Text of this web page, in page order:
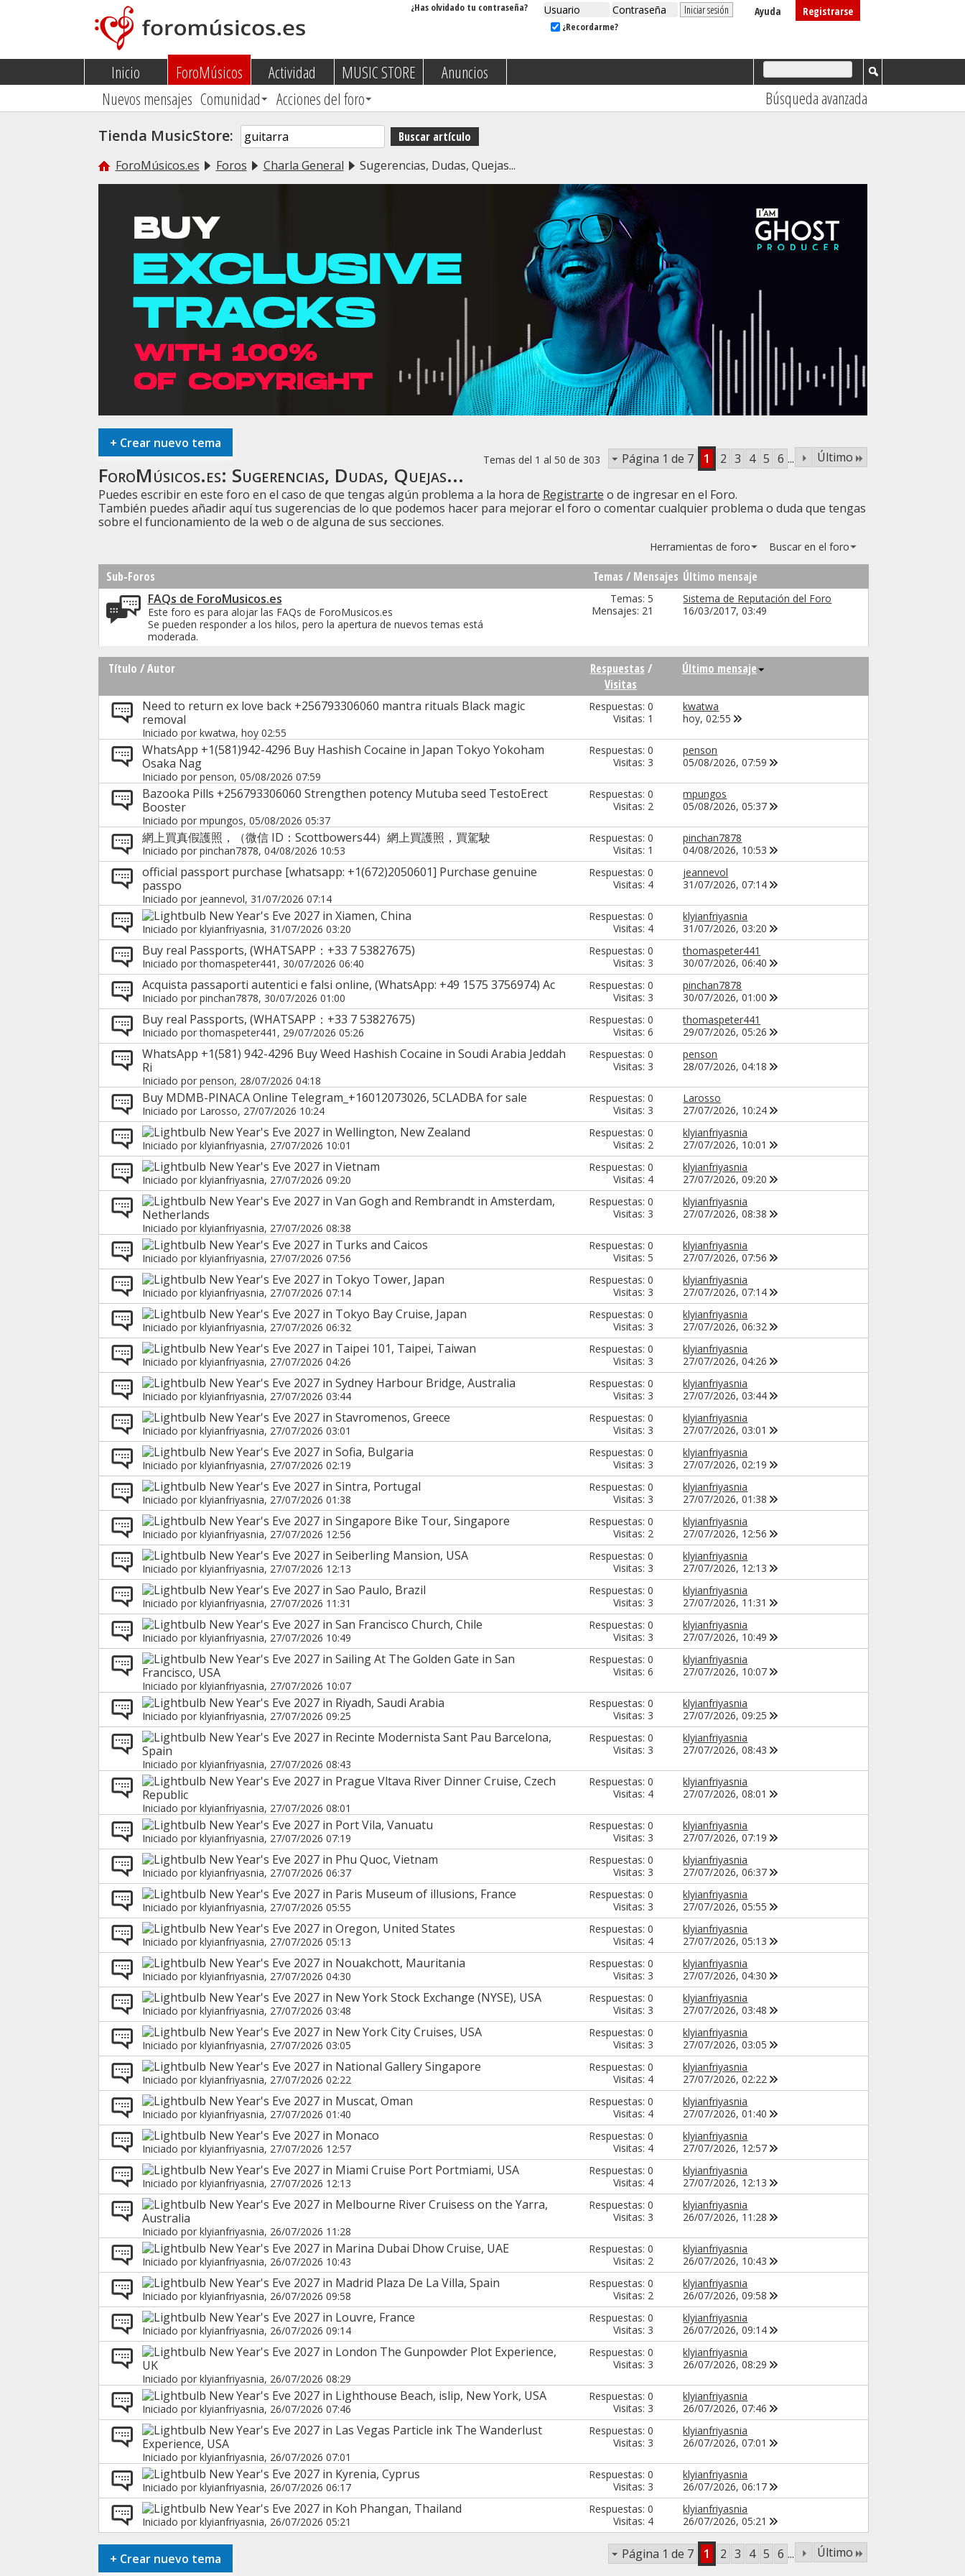
Registrarse
Ayuda
¿Recordarme?
¿Has olvidado tu contraseña?
Inicio
ForoMúsicos
Nuevos mensajes Comunidad Acciones del foro
Actividad MUSIC STORE
Anuncios
Búsqueda avanzada
Tienda MusicStore:
ForoMúsicos.es Foros Charla General Sugerencias, Dudas, Quejas...
+ Crear nuevo tema
Página 1 de 7
1 2 3 4 5 6 ... Último
Temas del 1 al 50 de 303
ForoMúsicos.es: Sugerencias, Dudas, Quejas...
Puedes escribir en este foro en el caso de que tengas algún problema a la hora de Registrarte o de ingresar en el Foro.
También puedes añadir aquí tus sugerencias de lo que podemos hacer para mejorar el foro o comentar cualquier problema o duda que tengas
sobre el funcionamiento de la web o de alguna de sus secciones.
Herramientas de foro Buscar en el foro
Sub-Foros Temas / Mensajes Último mensaje
FAQs de ForoMusicos.es
Este foro es para alojar las FAQs de ForoMusicos.es
Se pueden responder a los hilos, pero la apertura de nuevos temas está
moderada.
Temas: 5
Mensajes: 21
Sistema de Reputación del Foro
16/03/2017,03:49
Título /Autor Respuestas /
Visitas
Último mensaje
Need to return ex love back +256793306060 mantra rituals Black magic
removal
Iniciado por kwatwa, hoy 02:55
Respuestas: 0
Visitas: 1
kwatwa
hoy,02:55
WhatsApp +1(581)942-4296 Buy Hashish Cocaine in Japan Tokyo Yokoham
Osaka Nag
Iniciado por penson, 05/08/2026 07:59
Respuestas: 0
Visitas: 3
penson
05/08/2026,07:59
Bazooka Pills +256793306060 Strengthen potency Mutuba seed TestoErect
Booster
Iniciado por mpungos, 05/08/2026 05:37
Respuestas: 0
Visitas: 2
mpungos
05/08/2026,05:37
網上買真假護照，（微信 ID：Scottbowers44）網上買護照，買駕駛
Iniciado por pinchan7878, 04/08/2026 10:53
Respuestas: 0
Visitas: 1
pinchan7878
04/08/2026, 10:53
official passport purchase [whatsapp: +1(672)2050601] Purchase genuine
passpo
Iniciado por jeannevol, 31/07/2026 07:14
Respuestas: 0
Visitas: 4
jeannevol
31/07/2026,07:14
New Year's Eve 2027 in Xiamen, China
Iniciado por klyianfriyasnia, 31/07/2026 03:20
Respuestas: 0
Visitas: 4
klyianfriyasnia
31/07/2026,03:20
Buy real Passports, (WHATSAPP：+33 7 53827675)
Iniciado porthomaspeter441 , 30/07/2026 06:40
Respuestas: 0
Visitas: 3
thomaspeter441
30/07/2026,06:40
Acquista passaporti autentici e falsi online, (WhatsApp: +49 1575 3756974) Ac
Iniciado por pinchan7878, 30/07/2026 01:00
Respuestas: 0
Visitas: 3
pinchan7878
30/07/2026,01:00
Buy real Passports, (WHATSAPP：+33 7 53827675)
Iniciado porthomaspeter441 , 29/07/2026 05:26
Respuestas: 0
Visitas: 6
thomaspeter441
29/07/2026,05:26
WhatsApp +1(581) 942-4296 Buy Weed Hashish Cocaine in Soudi Arabia Jeddah
Ri
Iniciado por penson, 28/07/2026 04:18
Respuestas: 0
Visitas: 3
penson
28/07/2026,04:18
Buy MDMB-PINACA Online Telegram_+16012073026, 5CLADBA for sale
Iniciado por Larosso, 27/07/2026 10:24
Respuestas: 0
Visitas: 3
Larosso
27/07/2026, 10:24
New Year's Eve 2027 in Wellington, New Zealand
Iniciado por klyianfriyasnia, 27/07/2026 10:01
Respuestas: 0
Visitas: 2
klyianfriyasnia
27/07/2026, 10:01
New Year's Eve 2027 in Vietnam
Iniciado por klyianfriyasnia, 27/07/2026 09:20
Respuestas: 0
Visitas: 4
klyianfriyasnia
27/07/2026,09:20
New Year's Eve 2027 in Van Gogh and Rembrandt in Amsterdam,
Netherlands
Iniciado por klyianfriyasnia, 27/07/2026 08:38
Respuestas: 0
Visitas: 3
klyianfriyasnia
27/07/2026,08:38
New Year's Eve 2027 in Turks and Caicos
Iniciado por klyianfriyasnia, 27/07/2026 07:56
Respuestas: 0
Visitas: 5
klyianfriyasnia
27/07/2026,07:56
New Year's Eve 2027 in Tokyo Tower, Japan
Iniciado por klyianfriyasnia, 27/07/2026 07:14
Respuestas: 0
Visitas: 3
klyianfriyasnia
27/07/2026,07:14
New Year's Eve 2027 in Tokyo Bay Cruise, Japan
Iniciado por klyianfriyasnia, 27/07/2026 06:32
Respuestas: 0
Visitas: 3
klyianfriyasnia
27/07/2026,06:32
New Year's Eve 2027 in Taipei 101, Taipei, Taiwan
Iniciado por klyianfriyasnia, 27/07/2026 04:26
Respuestas: 0
Visitas: 3
klyianfriyasnia
27/07/2026,04:26
New Year's Eve 2027 in Sydney Harbour Bridge, Australia
Iniciado por klyianfriyasnia, 27/07/2026 03:44
Respuestas: 0
Visitas: 3
klyianfriyasnia
27/07/2026,03:44
New Year's Eve 2027 in Stavromenos, Greece
Iniciado por klyianfriyasnia, 27/07/2026 03:01
Respuestas: 0
Visitas: 3
klyianfriyasnia
27/07/2026,03:01
New Year's Eve 2027 in Sofia, Bulgaria
Iniciado por klyianfriyasnia, 27/07/2026 02:19
Respuestas: 0
Visitas: 3
klyianfriyasnia
27/07/2026,02:19
New Year's Eve 2027 in Sintra, Portugal
Iniciado por klyianfriyasnia, 27/07/2026 01:38
Respuestas: 0
Visitas: 3
klyianfriyasnia
27/07/2026,01:38
New Year's Eve 2027 in Singapore Bike Tour, Singapore
Iniciado por klyianfriyasnia, 27/07/2026 12:56
Respuestas: 0
Visitas: 2
klyianfriyasnia
27/07/2026, 12:56
New Year's Eve 2027 in Seiberling Mansion, USA
Iniciado por klyianfriyasnia, 27/07/2026 12:13
Respuestas: 0
Visitas: 3
klyianfriyasnia
27/07/2026, 12:13
New Year's Eve 2027 in Sao Paulo, Brazil
Iniciado por klyianfriyasnia, 27/07/2026 11:31
Respuestas: 0
Visitas: 3
klyianfriyasnia
27/07/2026, 11:31
New Year's Eve 2027 in San Francisco Church, Chile
Iniciado por klyianfriyasnia, 27/07/2026 10:49
Respuestas: 0
Visitas: 3
klyianfriyasnia
27/07/2026, 10:49
New Year's Eve 2027 in Sailing At The Golden Gate in San
Francisco, USA
Iniciado por klyianfriyasnia, 27/07/2026 10:07
Respuestas: 0
Visitas: 6
klyianfriyasnia
27/07/2026, 10:07
New Year's Eve 2027 in Riyadh, Saudi Arabia
Iniciado por klyianfriyasnia, 27/07/2026 09:25
Respuestas: 0
Visitas: 3
klyianfriyasnia
27/07/2026,09:25
New Year's Eve 2027 in Recinte Modernista Sant Pau Barcelona,
Spain
Iniciado por klyianfriyasnia, 27/07/2026 08:43
Respuestas: 0
Visitas: 3
klyianfriyasnia
27/07/2026,08:43
New Year's Eve 2027 in Prague Vltava River Dinner Cruise, Czech
Republic
Iniciado por klyianfriyasnia, 27/07/2026 08:01
Respuestas: 0
Visitas: 4
klyianfriyasnia
27/07/2026,08:01
New Year's Eve 2027 in Port Vila, Vanuatu
Iniciado por klyianfriyasnia, 27/07/2026 07:19
Respuestas: 0
Visitas: 3
klyianfriyasnia
27/07/2026,07:19
New Year's Eve 2027 in Phu Quoc, Vietnam
Iniciado por klyianfriyasnia, 27/07/2026 06:37
Respuestas: 0
Visitas: 3
klyianfriyasnia
27/07/2026,06:37
New Year's Eve 2027 in Paris Museum of illusions, France
Iniciado por klyianfriyasnia, 27/07/2026 05:55
Respuestas: 0
Visitas: 3
klyianfriyasnia
27/07/2026,05:55
New Year's Eve 2027 in Oregon, United States
Iniciado por klyianfriyasnia, 27/07/2026 05:13
Respuestas: 0
Visitas: 4
klyianfriyasnia
27/07/2026,05:13
New Year's Eve 2027 in Nouakchott, Mauritania
Iniciado por klyianfriyasnia, 27/07/2026 04:30
Respuestas: 0
Visitas: 3
klyianfriyasnia
27/07/2026,04:30
New Year's Eve 2027 in New York Stock Exchange (NYSE), USA
Iniciado por klyianfriyasnia, 27/07/2026 03:48
Respuestas: 0
Visitas: 3
klyianfriyasnia
27/07/2026,03:48
New Year's Eve 2027 in New York City Cruises, USA
Iniciado por klyianfriyasnia, 27/07/2026 03:05
Respuestas: 0
Visitas: 3
klyianfriyasnia
27/07/2026,03:05
New Year's Eve 2027 in National Gallery Singapore
Iniciado por klyianfriyasnia, 27/07/2026 02:22
Respuestas: 0
Visitas: 4
klyianfriyasnia
27/07/2026,02:22
New Year's Eve 2027 in Muscat, Oman
Iniciado por klyianfriyasnia, 27/07/2026 01:40
Respuestas: 0
Visitas: 4
klyianfriyasnia
27/07/2026,01:40
New Year's Eve 2027 in Monaco
Iniciado por klyianfriyasnia, 27/07/2026 12:57
Respuestas: 0
Visitas: 4
klyianfriyasnia
27/07/2026, 12:57
New Year's Eve 2027 in Miami Cruise Port Portmiami, USA
Iniciado por klyianfriyasnia, 27/07/2026 12:13
Respuestas: 0
Visitas: 4
klyianfriyasnia
27/07/2026, 12:13
New Year's Eve 2027 in Melbourne River Cruisess on the Yarra,
Australia
Iniciado por klyianfriyasnia, 26/07/2026 11:28
Respuestas: 0
Visitas: 3
klyianfriyasnia
26/07/2026, 11:28
New Year's Eve 2027 in Marina Dubai Dhow Cruise, UAE
Iniciado por klyianfriyasnia, 26/07/2026 10:43
Respuestas: 0
Visitas: 2
klyianfriyasnia
26/07/2026, 10:43
New Year's Eve 2027 in Madrid Plaza De La Villa, Spain
Iniciado por klyianfriyasnia, 26/07/2026 09:58
Respuestas: 0
Visitas: 2
klyianfriyasnia
26/07/2026,09:58
New Year's Eve 2027 in Louvre, France
Iniciado por klyianfriyasnia, 26/07/2026 09:14
Respuestas: 0
Visitas: 3
klyianfriyasnia
26/07/2026,09:14
New Year's Eve 2027 in London The Gunpowder Plot Experience,
UK
Iniciado por klyianfriyasnia, 26/07/2026 08:29
Respuestas: 0
Visitas: 3
klyianfriyasnia
26/07/2026,08:29
New Year's Eve 2027 in Lighthouse Beach, islip, New York, USA
Iniciado por klyianfriyasnia, 26/07/2026 07:46
Respuestas: 0
Visitas: 3
klyianfriyasnia
26/07/2026,07:46
New Year's Eve 2027 in Las Vegas Particle ink The Wanderlust
Experience, USA
Iniciado por klyianfriyasnia, 26/07/2026 07:01
Respuestas: 0
Visitas: 3
klyianfriyasnia
26/07/2026,07:01
New Year's Eve 2027 in Kyrenia, Cyprus
Iniciado por klyianfriyasnia, 26/07/2026 06:17
Respuestas: 0
Visitas: 3
klyianfriyasnia
26/07/2026,06:17
New Year's Eve 2027 in Koh Phangan, Thailand
Iniciado por klyianfriyasnia, 26/07/2026 05:21
Respuestas: 0
Visitas: 4
klyianfriyasnia
26/07/2026,05:21
+ Crear nuevo tema Página 1 de 7 1 2 3 4 5 6 ... Último